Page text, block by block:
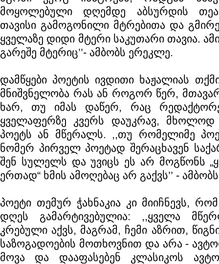
მოყოლებული დღემდე აბსურდის
თავისი გამოგონილი მტრებითა და
ყველაზე დიდი მტერი საკუთარი თავია.
გარეშე მტერიც’’- ამბობს ერეკლე.
დამწყები პოეტის ივდითი ხაჟალიას
მნიშვნელობა რას ან როგორ წერ,
ხარ, თუ იმას დაწერ, რაც
ყველაფერზე კვერს დაუკრავ, მხოლოდ
პოეტს ან მწერალს. ,,თუ რომელიმე
ნომერ პირველ პოეტად შერაცხავენ
შენ სულელს და უვიცს ეს არ მოგწონს
ერთად“ ხმის ამოღებაც არ გაქვს’’ -
პოეტი თემურ ჭახნაკია კი მიიჩნევს,
დღეს გამარტივებულია: ,,ყველა
კრებული აქვს, მაგრამ, ჩემი აზრით,
საზოგადოების მოთხოვნით და არა -
მოვა და დააფასებენ კლასიკოს